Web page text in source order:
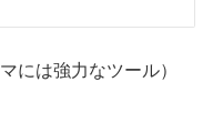
には強力なツール）